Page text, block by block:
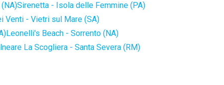
Sirenetta - Isola delle Femmine (PA)
Venti - Vietri sul Mare (SA)
Leonelli's Beach - Sorrento (NA)
La Scogliera - Santa Severa (RM)